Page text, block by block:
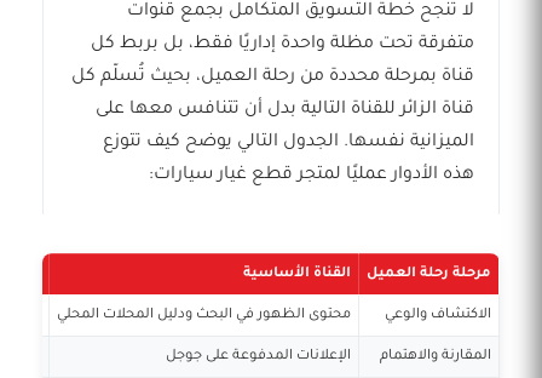
لا تنجح خطة التسويق المتكامل بجمع قنوات
متفرقة تحت مظلة واحدة إداريًا فقط، بل بربط كل
قناة بمرحلة محددة من رحلة العميل، بحيث تُسلّم كل
قناة الزائر للقناة التالية بدل أن تتنافس معها على
الميزانية نفسها. الجدول التالي يوضح كيف تتوزع
هذه الأدوار عمليًا لمتجر قطع غيار سيارات:
مرحلة رحلة العميل القناة الأساسية
الاكتشاف والوعي محتوى الظهور في البحث ودليل المحلات المحلي
المقارنة والاهتمام الإعلانات المدفوعة على جوجل